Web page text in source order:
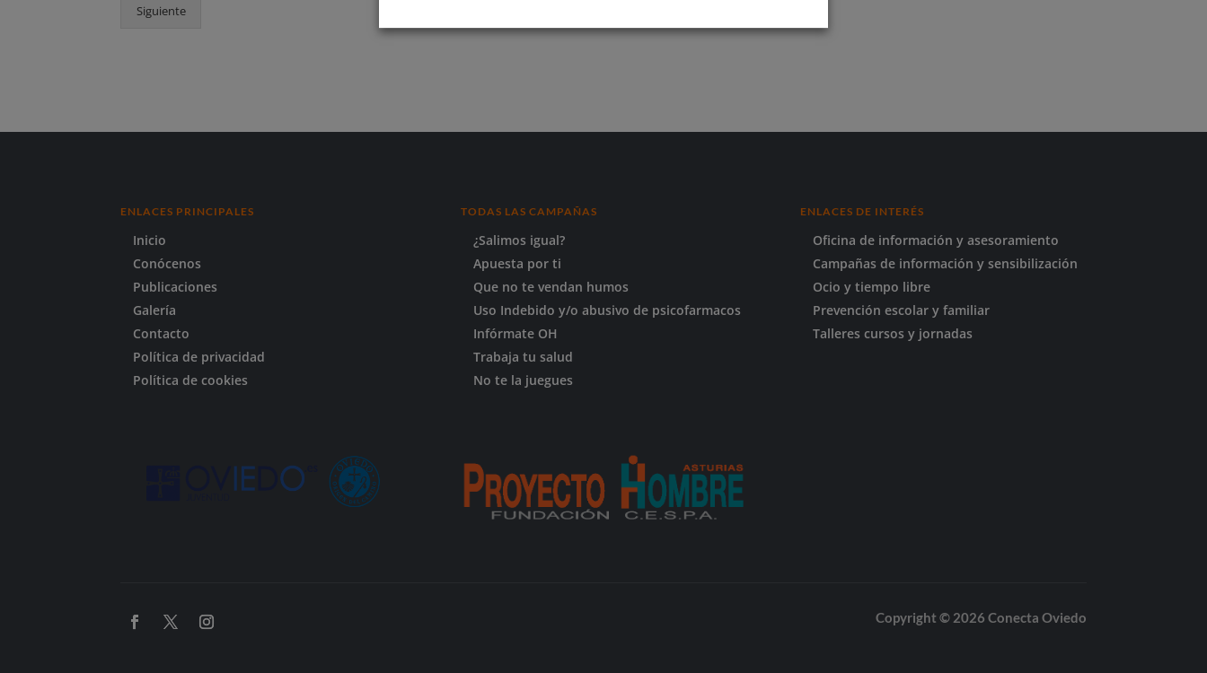
Siguiente
ENLACES PRINCIPALES
Inicio
Conócenos
Publicaciones
Galería
Contacto
Política de privacidad
Política de cookies
TODAS LAS CAMPAÑAS
¿Salimos igual?
Apuesta por ti
Que no te vendan humos
Uso Indebido y/o abusivo de psicofarmacos
Infórmate OH
Trabaja tu salud
No te la juegues
ENLACES DE INTERÉS
Oficina de información y asesoramiento
Campañas de información y sensibilización
Ocio y tiempo libre
Prevención escolar y familiar
Talleres cursos y jornadas
Copyright © 2026 Conecta Oviedo